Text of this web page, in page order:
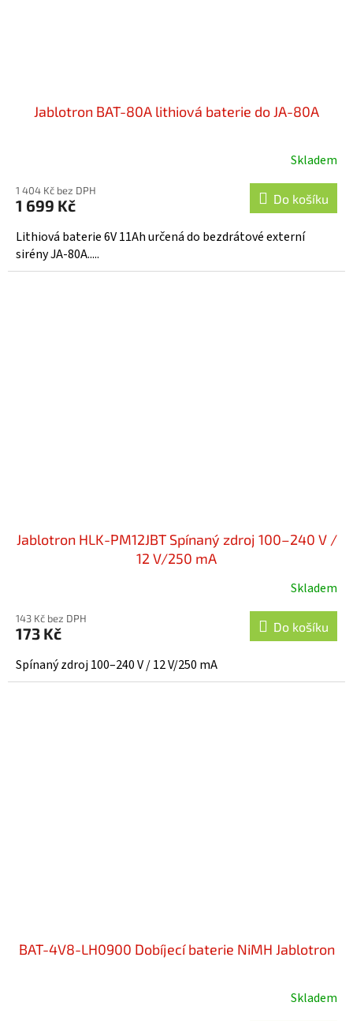
Jablotron BAT-80A lithiová baterie do JA-80A
Skladem
1 404 Kč bez DPH
1 699 Kč Do košíku
Lithiová baterie 6V 11Ah určená do bezdrátové externí
sirény JA-80A.....
Jablotron HLK-PM12JBT Spínaný zdroj 100–240 V /
12 V/250 mA
produktu
je
5,0
z
Skladem
143 Kč bez DPH
173 Kč Do košíku
Spínaný zdroj 100–240 V / 12 V/250 mA
BAT-4V8-LH0900 Dobíjecí baterie NiMH Jablotron
Skladem